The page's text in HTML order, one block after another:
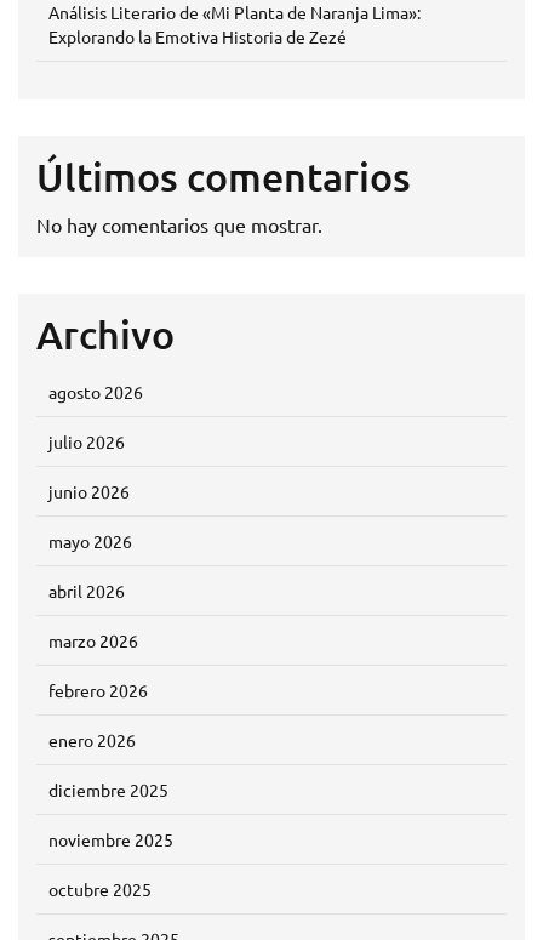
Análisis Literario de «Mi Planta de Naranja Lima»:
Explorando la Emotiva Historia de Zezé
Últimos comentarios
No hay comentarios que mostrar.
Archivo
agosto 2026
julio 2026
junio 2026
mayo 2026
abril 2026
marzo 2026
febrero 2026
enero 2026
diciembre 2025
noviembre 2025
octubre 2025